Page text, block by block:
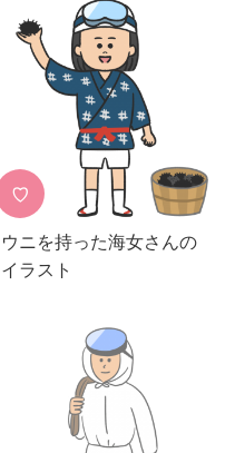
♡
ウニを持った海女さんの
イラスト